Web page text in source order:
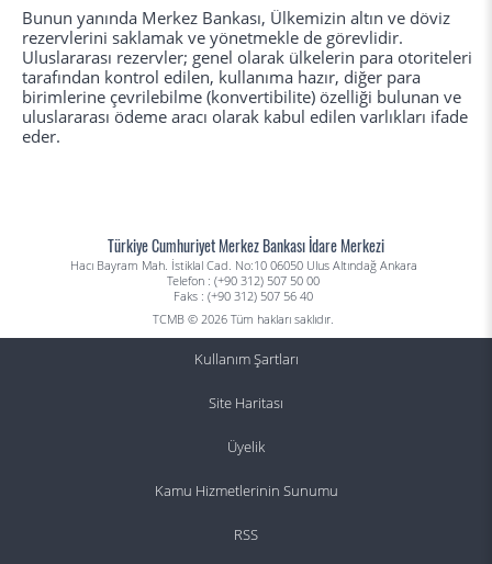
Bunun yanında Merkez Bankası, Ülkemizin altın ve döviz
rezervlerini saklamak ve yönetmekle de görevlidir.
Uluslararası rezervler; genel olarak ülkelerin para otoriteleri
tarafından kontrol edilen, kullanıma hazır, diğer para
birimlerine çevrilebilme (konvertibilite) özelliği bulunan ve
uluslararası ödeme aracı olarak kabul edilen varlıkları ifade
eder.
Türkiye Cumhuriyet Merkez Bankası İdare Merkezi
Hacı Bayram Mah. İstiklal Cad. No:10 06050 Ulus Altındağ Ankara
Telefon : (+90 312) 507 50 00
Faks : (+90 312) 507 56 40
TCMB © 2026 Tüm hakları saklıdır.
Kullanım Şartları
Site Haritası
Üyelik
Kamu Hizmetlerinin Sunumu
RSS